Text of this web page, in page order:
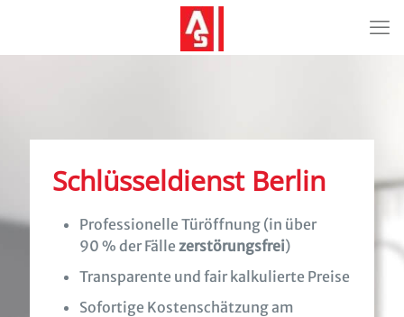
Schlüsseldienst Berlin
Professionelle Türöffnung (in über
90 % der Fälle zerstörungsfrei)
Transparente und fair kalkulierte Preise
Sofortige Kostenschätzung am